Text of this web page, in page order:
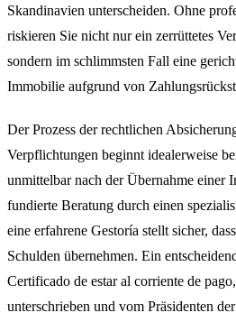
Skandinavien unterscheiden. Ohne
riskieren Sie nicht nur ein zerrüttetes
sondern im schlimmsten Fall eine
Immobilie aufgrund von
Der Prozess der rechtlichen
Verpflichtungen beginnt idealerweise
unmittelbar nach der Übernahme einer
fundierte Beratung durch einen
eine erfahrene Gestoría stellt sicher,
Schulden übernehmen. Ein
Certificado de estar al corriente de
unterschrieben und vom Präsidenten